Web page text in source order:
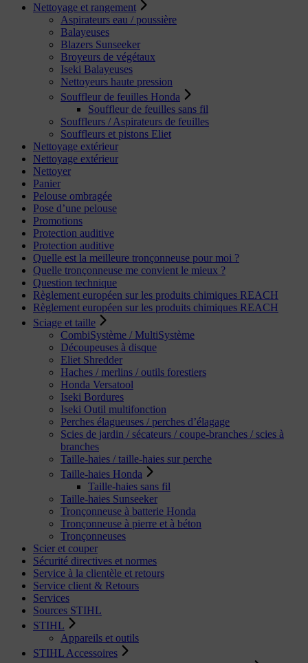
Nettoyage et rangement
Aspirateurs eau / poussière
Balayeuses
Blazers Sunseeker
Broyeurs de végétaux
Iseki Balayeuses
Nettoyeurs haute pression
Souffleur de feuilles Honda
Souffleur de feuilles sans fil
Souffleurs / Aspirateurs de feuilles
Souffleurs et pistons Eliet
Nettoyage extérieur
Nettoyage extérieur
Nettoyer
Panier
Pelouse ombragée
Pose d’une pelouse
Promotions
Protection auditive
Protection auditive
Quelle est la meilleure tronçonneuse pour moi ?
Quelle tronçonneuse me convient le mieux ?
Question technique
Règlement européen sur les produits chimiques REACH
Règlement européen sur les produits chimiques REACH
Sciage et taille
CombiSystème / MultiSystème
Découpeuses à disque
Eliet Shredder
Haches / merlins / outils forestiers
Honda Versatool
Iseki Bordures
Iseki Outil multifonction
Perches élagueuses / perches d’élagage
Scies de jardin / sécateurs / coupe-branches / scies à
branches
Taille-haies / taille-haies sur perche
Taille-haies Honda
Taille-haies sans fil
Taille-haies Sunseeker
Tronçonneuse à batterie Honda
Tronçonneuse à pierre et à béton
Tronçonneuses
Scier et couper
Sécurité directives et normes
Service à la clientèle et retours
Service client & Retours
Services
Sources STIHL
STIHL
Appareils et outils
STIHL Accessoires